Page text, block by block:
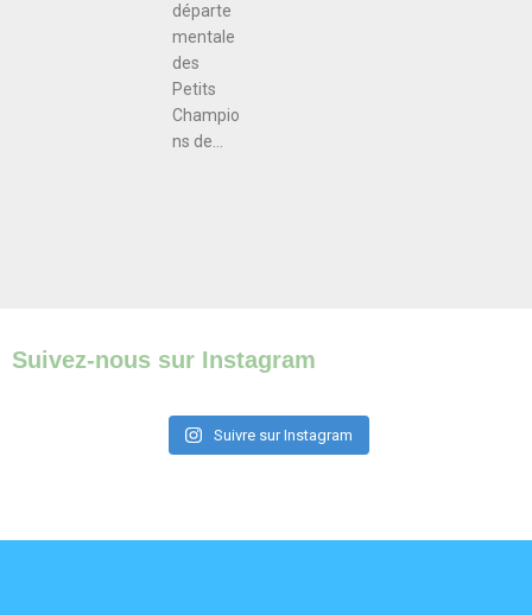
départe
mentale
des
Petits
Champio
ns de...
Suivez-nous sur Instagram
Suivre sur Instagram